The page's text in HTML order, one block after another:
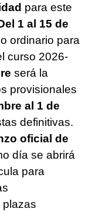
para este
1 al 15 de
ordinario para
curso 2026-
será la
provisionales
al 1 de
definitivas.
oficial de
día se abrirá
para
plazas